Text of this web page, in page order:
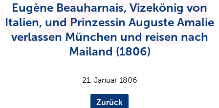
Eugène Beauharnais, Vizekönig von
Italien, und Prinzessin Auguste Amalie
verlassen München und reisen nach
Mailand (1806)
21. Januar 1806
Zurück